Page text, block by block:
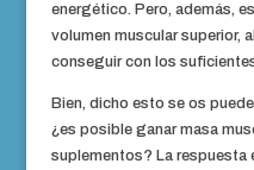
energético. Pero, además,
volumen muscular superior,
conseguir con los
Bien, dicho esto se os
¿es posible ganar masa
suplementos? La respuesta